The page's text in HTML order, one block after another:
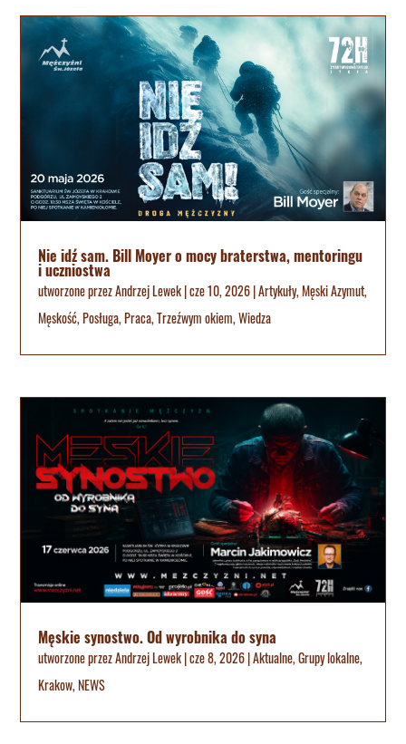
Nie idź sam. Bill Moyer o mocy braterstwa, mentoringu
i uczniostwa
utworzone przezAndrzej Lewek|cze 10, 2026|Artykuły,Męski Azymut,
Męskość,Posługa,Praca,Trzeźwym okiem,Wiedza
Męskie synostwo. Od wyrobnika do syna
utworzone przezAndrzej Lewek|cze 8, 2026|Aktualne,Grupy lokalne,
Krakow,NEWS